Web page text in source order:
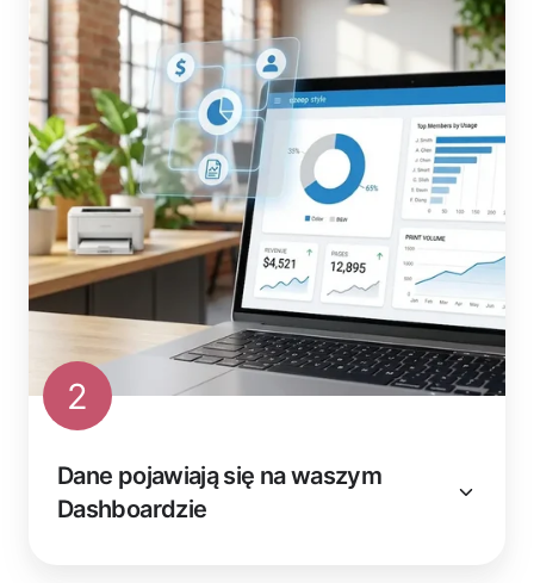
2
Dane pojawiają się na waszym
Dashboardzie